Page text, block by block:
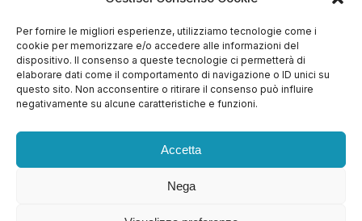
Per fornire le migliori esperienze, utilizziamo tecnologie come i
cookie per memorizzare e/o accedere alle informazioni del
dispositivo. Il consenso a queste tecnologie ci permetterà di
elaborare dati come il comportamento di navigazione o ID unici su
questo sito. Non acconsentire o ritirare il consenso può influire
negativamente su alcune caratteristiche e funzioni.
Accetta
Nega
PEC: gtechgroup@pec.it
Privacy Policy
Cookie Policy
Termini e Condizioni
1.500,00